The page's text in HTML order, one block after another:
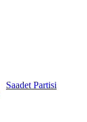
Saadet Partisi